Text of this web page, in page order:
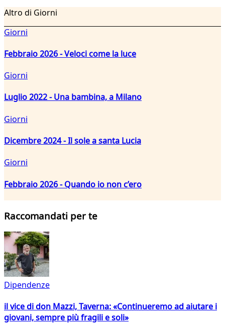
Altro di Giorni
Giorni
Febbraio 2026 - Veloci come la luce
Giorni
Luglio 2022 - Una bambina, a Milano
Giorni
Dicembre 2024 - Il sole a santa Lucia
Giorni
Febbraio 2026 - Quando io non c’ero
Raccomandati per te
Dipendenze
il vice di don Mazzi, Taverna: «Continueremo ad aiutare i
giovani, sempre più fragili e soli»